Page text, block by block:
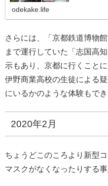
odekake.life
さらには、「京都鉄道博物
まで運行していた「志国高
示もあり、京都に行くことに
伊野商業高校の生徒による
にいるかのような体験もで
2020年2月
ちょうどこのころより新型
マスクがなくなったりする事